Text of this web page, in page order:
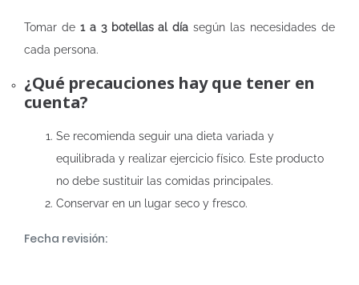
Tomar de1 a 3 botellas al día según las necesidades de
cada persona.
¿Qué precauciones hay que tener en
cuenta?
Se recomienda seguir una dieta variada y
equilibrada y realizar ejercicio físico. Este producto
no debe sustituir las comidas principales.
Conservar en un lugar seco y fresco.
Fecha revisión: